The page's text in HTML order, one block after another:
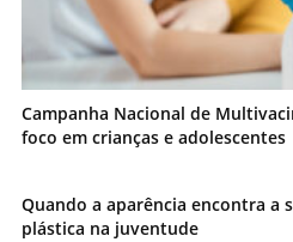
Campanha Nacional de
foco em crianças e adolescentes
Quando a aparência encontra a
plástica na juventude